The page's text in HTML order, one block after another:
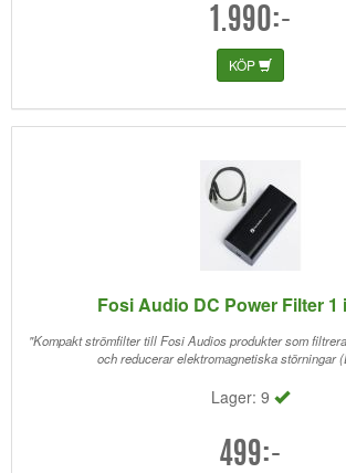
1.990:-
KÖP
Fosi Audio DC Power Filter 1
"Kompakt strömfilter till Fosi Audios produkter som
och reducerar elektromagnetiska störningar
Lager: 9
499:-